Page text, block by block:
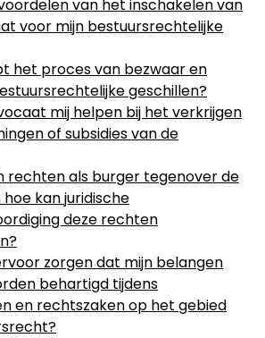
van het inschakelen van
voor mijn bestuursrechtelijke
het proces van bezwaar en
geschillen?
mij helpen bij het verkrijgen
of subsidies van de
rechten als burger tegenover de
kan juridische
deze rechten
zorgen dat mijn belangen
behartigd tijdens
en rechtszaken op het gebied